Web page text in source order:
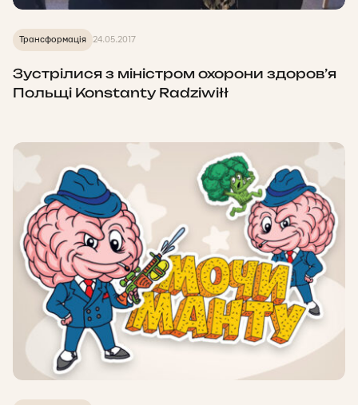
Трансформація 24.05.2017
Зустрілися з міністром охорони здоров’я
Польщі Konstanty Radziwiłł